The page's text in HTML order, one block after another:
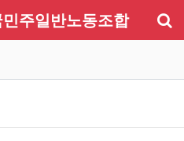
주일반노동조합